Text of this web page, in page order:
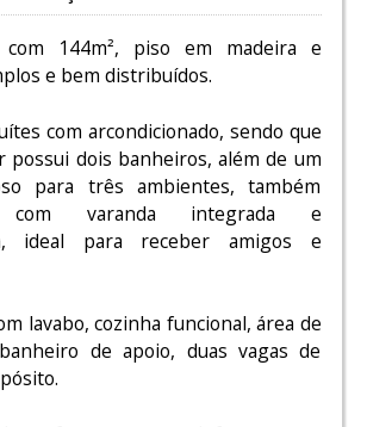
com 144m², piso em madeira e
e bem distribuídos.
com arcondicionado, sendo que
possui dois banheiros, além de um
para três ambientes, também
com varanda integrada e
ideal para receber amigos e
lavabo, cozinha funcional, área de
de apoio, duas vagas de